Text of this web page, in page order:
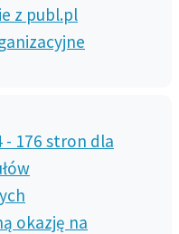
z publ.pl
- 176 stron dla
okazję na